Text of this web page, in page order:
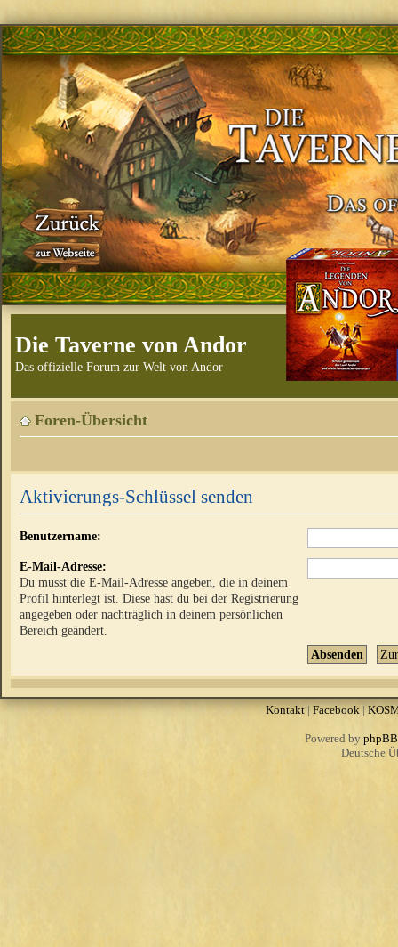
Die Taverne von Andor
Das offizielle Forum zur Welt von Andor
Foren-Übersicht
Aktivierungs-Schlüssel senden
Benutzername:
E-Mail-Adresse:
Du musst die E-Mail-Adresse angeben, die in deinem
Profil hinterlegt ist. Diese hast du bei der Registrierung
angegeben oder nachträglich in deinem persönlichen
Bereich geändert.
Kontakt| Facebook |
Powered by phpBB
Deutsche